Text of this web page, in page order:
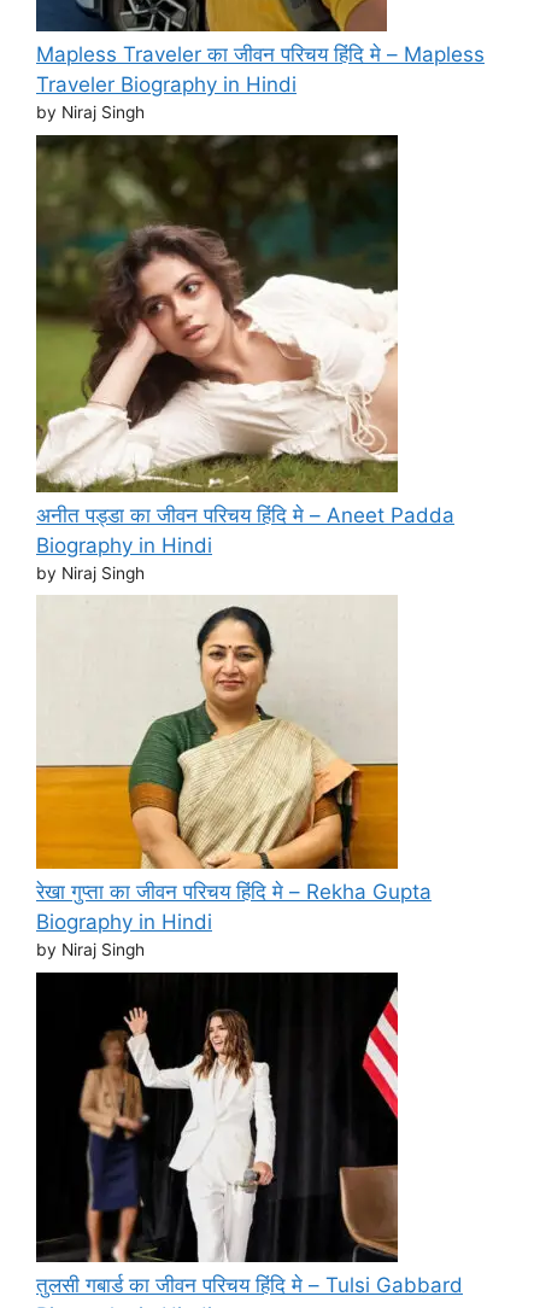
Mapless Traveler का जीवन परिचय हिंदि मे – Mapless
Traveler Biography in Hindi
by Niraj Singh
अनीत पड्डा का जीवन परिचय हिंदि मे – Aneet Padda
Biography in Hindi
by Niraj Singh
रेखा गुप्ता का जीवन परिचय हिंदि मे – Rekha Gupta
Biography in Hindi
by Niraj Singh
तुलसी गबार्ड का जीवन परिचय हिंदि मे – Tulsi Gabbard